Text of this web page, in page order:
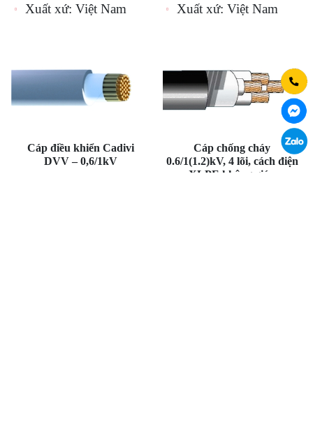
Xuất xứ: Việt Nam
Xuất xứ: Việt Nam
Cáp điều khiển Cadivi
DVV – 0,6/1kV
Cáp chống cháy
0.6/1(1.2)kV, 4 lõi, cách điện
XLPE không giáp